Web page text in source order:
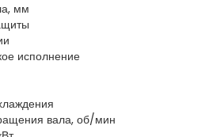
мм
исполнение
вала, об/мин